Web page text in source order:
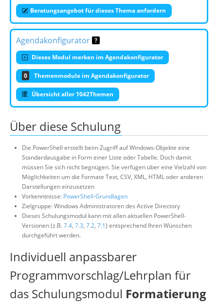
Beratungsangebot für dieses Thema anfordern
Agendakonfigurator
Dieses Modul merken im Agendakonfigurator
0 Themenmodule im Agendakonfigurator
Übersicht aller 1042Themen
Über diese Schulung
Die PowerShell erstellt beim Zugriff auf Windows-Objekte eine
Standardausgabe in Form einer Liste oder Tabelle. Doch damit
müssen Sie sich nicht begnügen. Sie verfügen über eine Vielzahl von
Möglichkeiten um die Formate Text, CSV, XML, HTML oder anderen
Darstellungen einzusetzen
Vorkenntnisse: PowerShell-Grundlagen
Zielgruppe: Windows Administratoren des Active Directory
Dieses Schulungsmodul kann mit allen aktuellen PowerShell-
Versionen (z.B.7.4, 7.3, 7.2, 7.1) entsprechend Ihren Wünschen
durchgeführt werden.
Individuell anpassbarer
Programmvorschlag/Lehrplan für
das Schulungsmodul Formatierung